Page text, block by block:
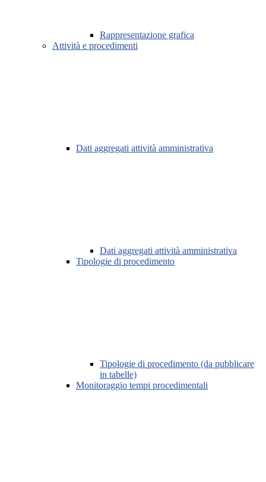
Rappresentazione grafica
Attività e procedimenti
Dati aggregati attività amministrativa
Dati aggregati attività amministrativa
Tipologie di procedimento
Tipologie di procedimento (da pubblicare
in tabelle)
Monitoraggio tempi procedimentali